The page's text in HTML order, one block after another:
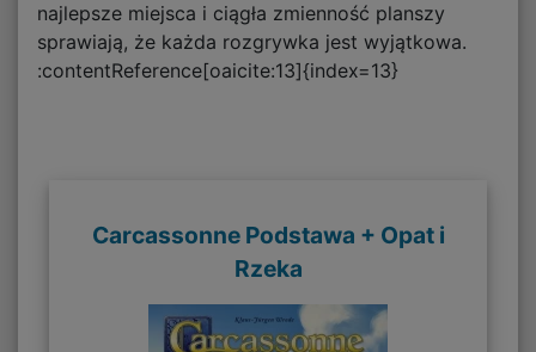
najlepsze miejsca i ciągła zmienność planszy
sprawiają, że każda rozgrywka jest wyjątkowa.
:contentReference[oaicite:13]{index=13}
Carcassonne Podstawa + Opat i
Rzeka